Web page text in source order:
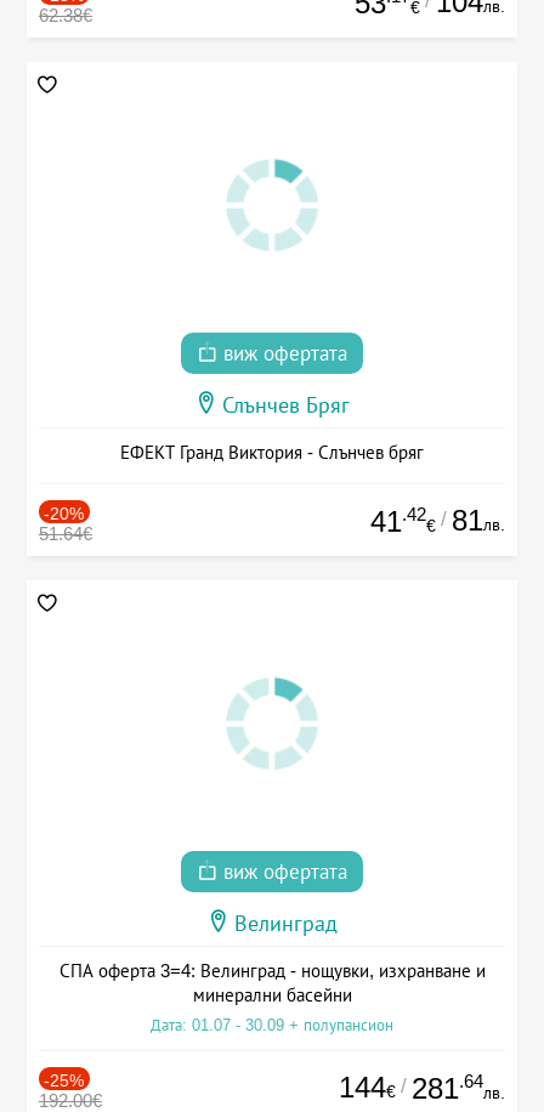
62.38€ € лв.
виж офертата
Слънчев Бряг
ЕФЕКТ Гранд Виктория - Слънчев бряг
-20%
51.64€ 41.42
€ / 81лв.
виж офертата
Велинград
СПА оферта 3=4: Велинград - нощувки, изхранване и
минерални басейни
Дата: 01.07 - 30.09 + полупансион
-25%
192.00€ 144€ / 281.64
лв.